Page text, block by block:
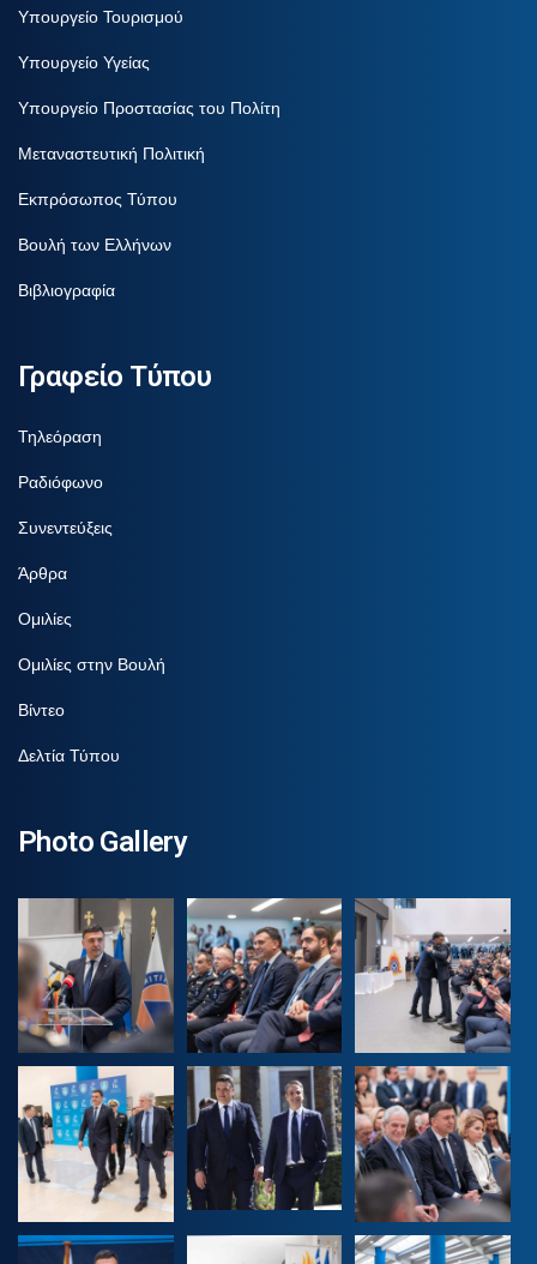
Υπουργείο Τουρισμού
Υπουργείο Υγείας
Υπουργείο Προστασίας του Πολίτη
Μεταναστευτική Πολιτική
Εκπρόσωπος Τύπου
Βουλή των Ελλήνων
Βιβλιογραφία
Γραφείο Τύπου
Τηλεόραση
Ραδιόφωνο
Συνεντεύξεις
Άρθρα
Ομιλίες
Ομιλίες στην Βουλή
Βίντεο
Δελτία Τύπου
Photo Gallery